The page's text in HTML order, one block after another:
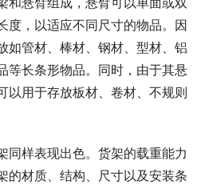
度，以适应不同尺寸的物品。因
如管材、棒材、钢材、型材、铝
等长条形物品。同时，由于其悬
以用于存放板材、卷材、不规则
同样表现出色。货架的载重能力
的材质、结构、尺寸以及安装条